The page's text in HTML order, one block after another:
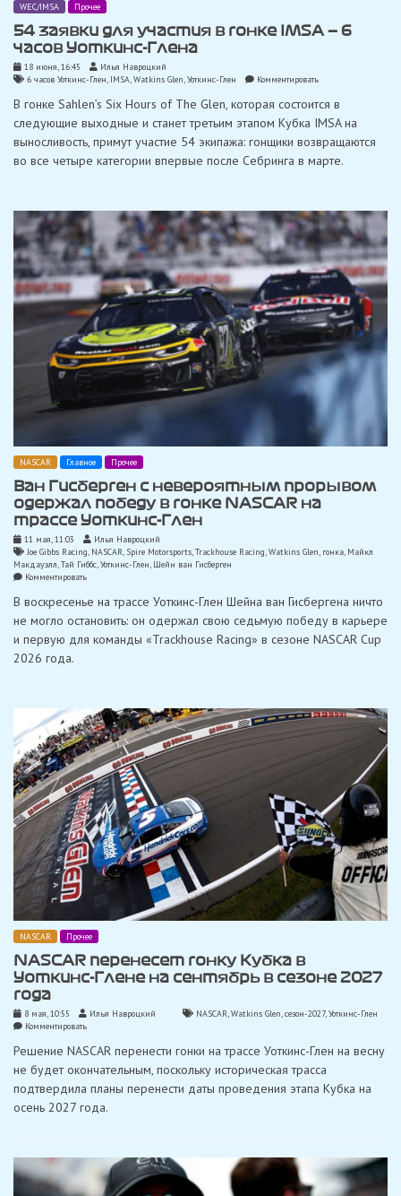
WEC/IMSA Прочее
54 заявки для участия в гонке IMSA — 6
часов Уоткинс-Глена
18 июня, 16:45
Илья Навроцкий
6 часов Уоткинс-Глен, IMSA,Watkins Glen,Уоткинс-Глен Комментироватьon
заявки
для
участия
в
IMSA
Уоткинс-
Глена
В гонке Sahlen’s Six Hours of The Glen, которая состоится в
следующие выходные и станет третьим этапом Кубка IMSA на
выносливость, примут участие 54 экипажа: гонщики возвращаются
во все четыре категории впервые после Себринга в марте.
NASCAR Главное Прочее
Ван Гисберген с невероятным прорывом
одержал победу в гонке NASCAR на
трассе Уоткинс-Глен
11 мая, 11:03
Илья Навроцкий
Joe Gibbs Racing, NASCAR, Spire Motorsports,Trackhouse Racing,Watkins Glen, гонка, Майкл
Макдауэлл,Тай Гиббс,Уоткинс-Глен, Шейн ван Гисберген
Комментироватьon
Гисберген
невероятным
прорывом
на
трассе
Уоткинс-
Глен
В воскресенье на трассе Уоткинс-Глен Шейна ван Гисбергена ничто
не могло остановить: он одержал свою седьмую победу в карьере
и первую для команды «Trackhouse Racing» в сезоне NASCAR Cup
2026 года.
NASCAR Прочее
NASCAR перенесет гонку Кубка в
Уоткинс-Глене на сентябрь в сезоне 2027
года
8 мая, 10:55 Илья Навроцкий NASCAR,Watkins Glen,сезон-2027,Уоткинс-Глен
Комментироватьon
перенесет
Кубка
Глене
2027
Решение NASCAR перенести гонки на трассе Уоткинс-Глен на весну
не будет окончательным, поскольку историческая трасса
подтвердила планы перенести даты проведения этапа Кубка на
осень 2027 года.